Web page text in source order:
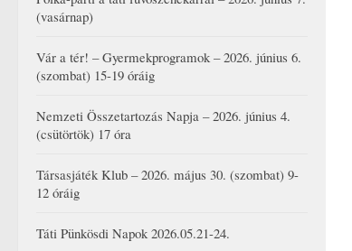
(vasárnap)
Vár a tér! – Gyermekprogramok – 2026. június 6.
(szombat) 15-19 óráig
Nemzeti Összetartozás Napja – 2026. június 4.
(csütörtök) 17 óra
Társasjáték Klub – 2026. május 30. (szombat) 9-
12 óráig
Táti Pünkösdi Napok 2026.05.21-24.